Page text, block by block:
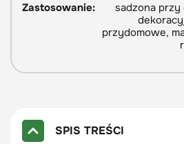
Zastosowanie:
sadzona przy
przydomowe,
SPIS TREŚCI